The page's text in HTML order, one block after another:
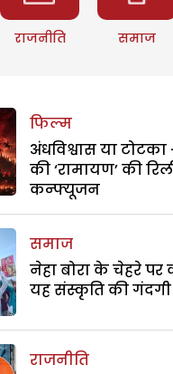
राजनीति समाज
फिल्म
अंधविश्वास या
की ‘रामायण’ की
कन्फ्यूजन
समाज
नेहा बोरा के चेहरे पर
यह संस्कृति की गंदगी
राजनीति